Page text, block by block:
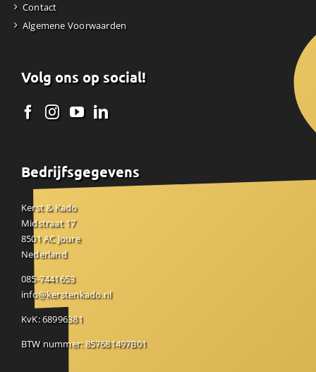
Contact
Algemene Voorwaarden
Volg ons op social!
Bedrijfsgegevens
Kerst & Kado
Midstraat 17
8501 AC Joure
Nederland
085-7441653
info@kerstenkado.nl
KvK: 68996381
BTW nummer: 857681497B01